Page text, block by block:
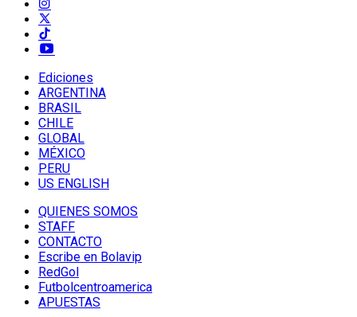
Ediciones
ARGENTINA
BRASIL
CHILE
GLOBAL
MÉXICO
PERU
US ENGLISH
QUIENES SOMOS
STAFF
CONTACTO
Escribe en Bolavip
RedGol
Futbolcentroamerica
APUESTAS